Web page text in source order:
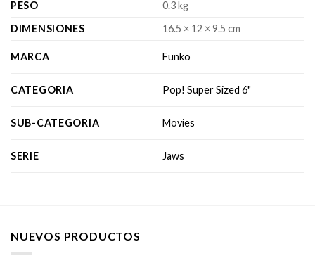
PESO
0.3 kg
DIMENSIONES
16.5 × 12 × 9.5 cm
MARCA Funko
CATEGORIA Pop! Super Sized 6"
SUB-CATEGORIA Movies
SERIE Jaws
NUEVOS PRODUCTOS